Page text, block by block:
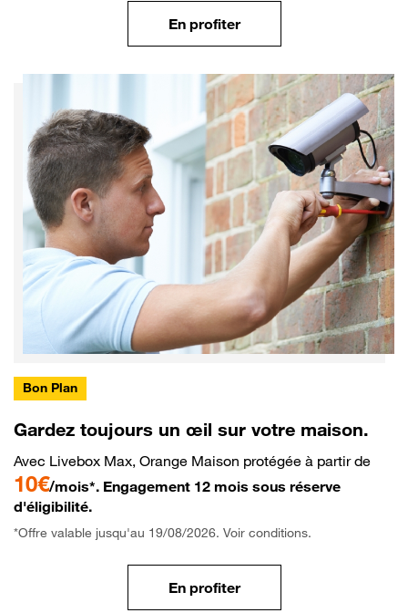
En profiter
Bon Plan
Gardez toujours un œil sur votre maison.
Avec Livebox Max, Orange Maison protégée à partir de
10€/mois*. Engagement 12 mois sous réserve
d'éligibilité.
*Offre valable jusqu'au 19/08/2026. Voir conditions.
En profiter